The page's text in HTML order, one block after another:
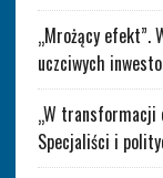
„Mrożący efekt”.
uczciwych
„W transformacji
Specjaliści i